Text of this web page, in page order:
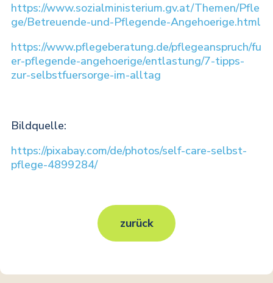
https://www.sozialministerium.gv.at/Themen/Pfle
ge/Betreuende-und-Pflegende-Angehoerige.html
https://www.pflegeberatung.de/pflegeanspruch/fu
er-pflegende-angehoerige/entlastung/7-tipps-
zur-selbstfuersorge-im-alltag
Bildquelle:
https://pixabay.com/de/photos/self-care-selbst-
pflege-4899284/
zurück